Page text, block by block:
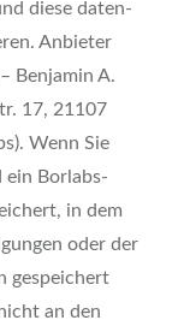
die­se daten­
Anbie­ter
Ben­ja­min A.
17, 21107
Wenn Sie
ein Borlabs-
in dem
oder der
gespei­chert
an den